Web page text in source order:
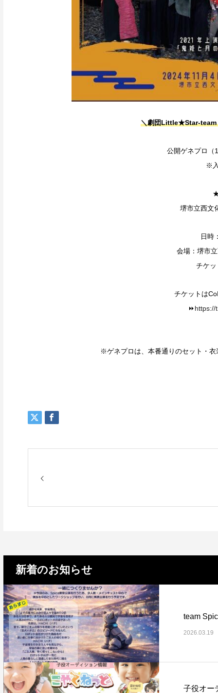
＼劇団Little★Star-team
公開ゲネプロ（
※
堺市立西文
日時
会場：堺市
チケ
チケットは
⏩️https://
※ゲネプロは、本番通りのセット・
新着のお知らせ
team
2026.03.19
子役オー